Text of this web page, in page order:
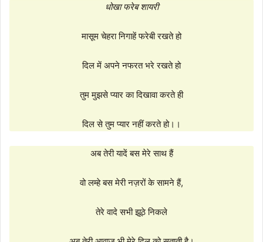
धोखा फरेब शायरी
मासूम चेहरा निगाहें फरेबी रखते हो
दिल में अपने नफरत भरे रखते हो
तुम मुझसे प्यार का दिखावा करते ही
दिल से तुम प्यार नहीं करते हो।।
अब तेरी यादें बस मेरे साथ हैं
वो लम्हे बस मेरी नज़रों के सामने हैं,
तेरे वादे सभी झूठे निकले